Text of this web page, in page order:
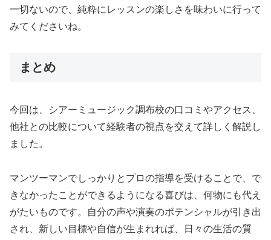
一切ないので、純粋にレッスンの楽しさを味わいに行って
みてくださいね。
まとめ
今回は、シアーミュージック調布校の口コミやアクセス、
他社との比較について経験者の視点を交えて詳しく解説し
ました。
マンツーマンでしっかりとプロの指導を受けることで、で
きなかったことができるようになる喜びは、何物にも代え
がたいものです。自分の声や演奏のポテンシャルが引き出
され、新しい目標や自信が生まれれば、日々の生活の質